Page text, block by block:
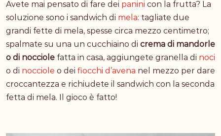
Avete mai pensato di fare dei panini con la frutta? La
soluzione sono i sandwich di mela: tagliate due
grandi fette di mela, spesse circa mezzo centimetro;
spalmate su una un cucchiaino di crema di mandorle
o di nocciole fatta in casa, aggiungete granella di noci
o di nocciole o dei fiocchi d’avena nel mezzo per dare
croccantezza e richiudete il sandwich con la seconda
fetta di mela. Il gioco è fatto!